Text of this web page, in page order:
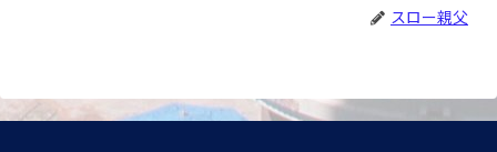
スロー親父